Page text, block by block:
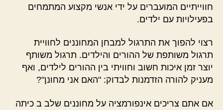
חווייתיים המועברים על ידי אנשי מקצוע המתמחים
בפעילויות עם ילדים.
רצוי להפוך את התרגול למבחן המחוננים לחוויית
תרגול משותפת של ההורים והילדים. תרגול משותף
יוצר זמן איכות חשוב וחוויתי בין ההורים לילדים, ואף
מעניק להורה הזדמנות לבדוק: "האם אני מחונן"?
אם אתם צריכים אינפורמציה על מחוננים שלב ב כיתה